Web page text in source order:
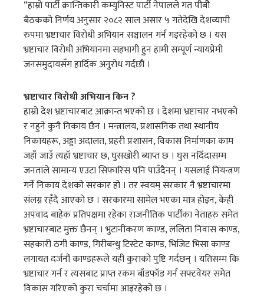
“हाम्रो पार्टी क्रान्तिकारी कम्युनिस्ट पार्टी नेपालले गत पीबीे
बैठकको निर्णय अनुसार २०८२ साल असार ५ गतेदेखि देशव्यापी
रुपमा भ्रष्टाचार विरोधी अभियान सञ्चालन गर्न गइरहेको छ । यस
भ्रष्टाचार विरोधी अभियानमा सहभागी हुन हामी सम्पूर्ण न्यायप्रेमी
जनसमुदायसँग हार्दिक अनुरोध गर्दछौं ।
भ्रष्टाचार विरोधी अभियान किन ?
हाम्रो देश भ्रष्टाचारबाट आक्रान्त भएको छ । देशमा भ्रष्टाचार नभएको
र नहुने कुनै निकाय छैन । मन्त्रालय, प्रशासनिक तथा स्थानीय
निकायहरू, अड्डा अदालत, प्रहरी प्रशासन, विकास निर्माणका काम
जहाँ जाउँ त्यहाँ भ्रष्टाचार छ, घुसखोरी ब्याप्त छ । घुस नदिँदासम्म
जनताले सामान्य एउटा सिफारिस पनि पाउँदैनन् । यसलाई नियन्त्रण
गर्ने निकाय देशको सरकार हो । तर स्वयम् सरकार नै भ्रष्टाचारमा
संलग्न रहँदै आएको छ । सरकारमा सामेल भएका मात्र होइन, केही
अपवाद बाहेक प्रतिपक्षमा रहेका राजनीतिक पार्टीका नेताहरु समेत
भ्रष्टाचारबाट मुक्त छैनन् । भुटानीकरण काण्ड, ललिता निवास काण्ड,
सहकारी ठगी काण्ड, गिरीबन्धु टिस्टेट काण्ड, भिजिट भिसा काण्ड
लगायत दर्जनौं काण्डहरूले यही कुराको पुष्टि गर्दछन् । यतिसम्म कि
भ्रष्टाचार गर्न र त्यसबाट प्राप्त रकम बाँडफाँड गर्न सफ्टवेयर समेत
विकास गरिएको कुरा चर्चामा आइरहेको छ ।